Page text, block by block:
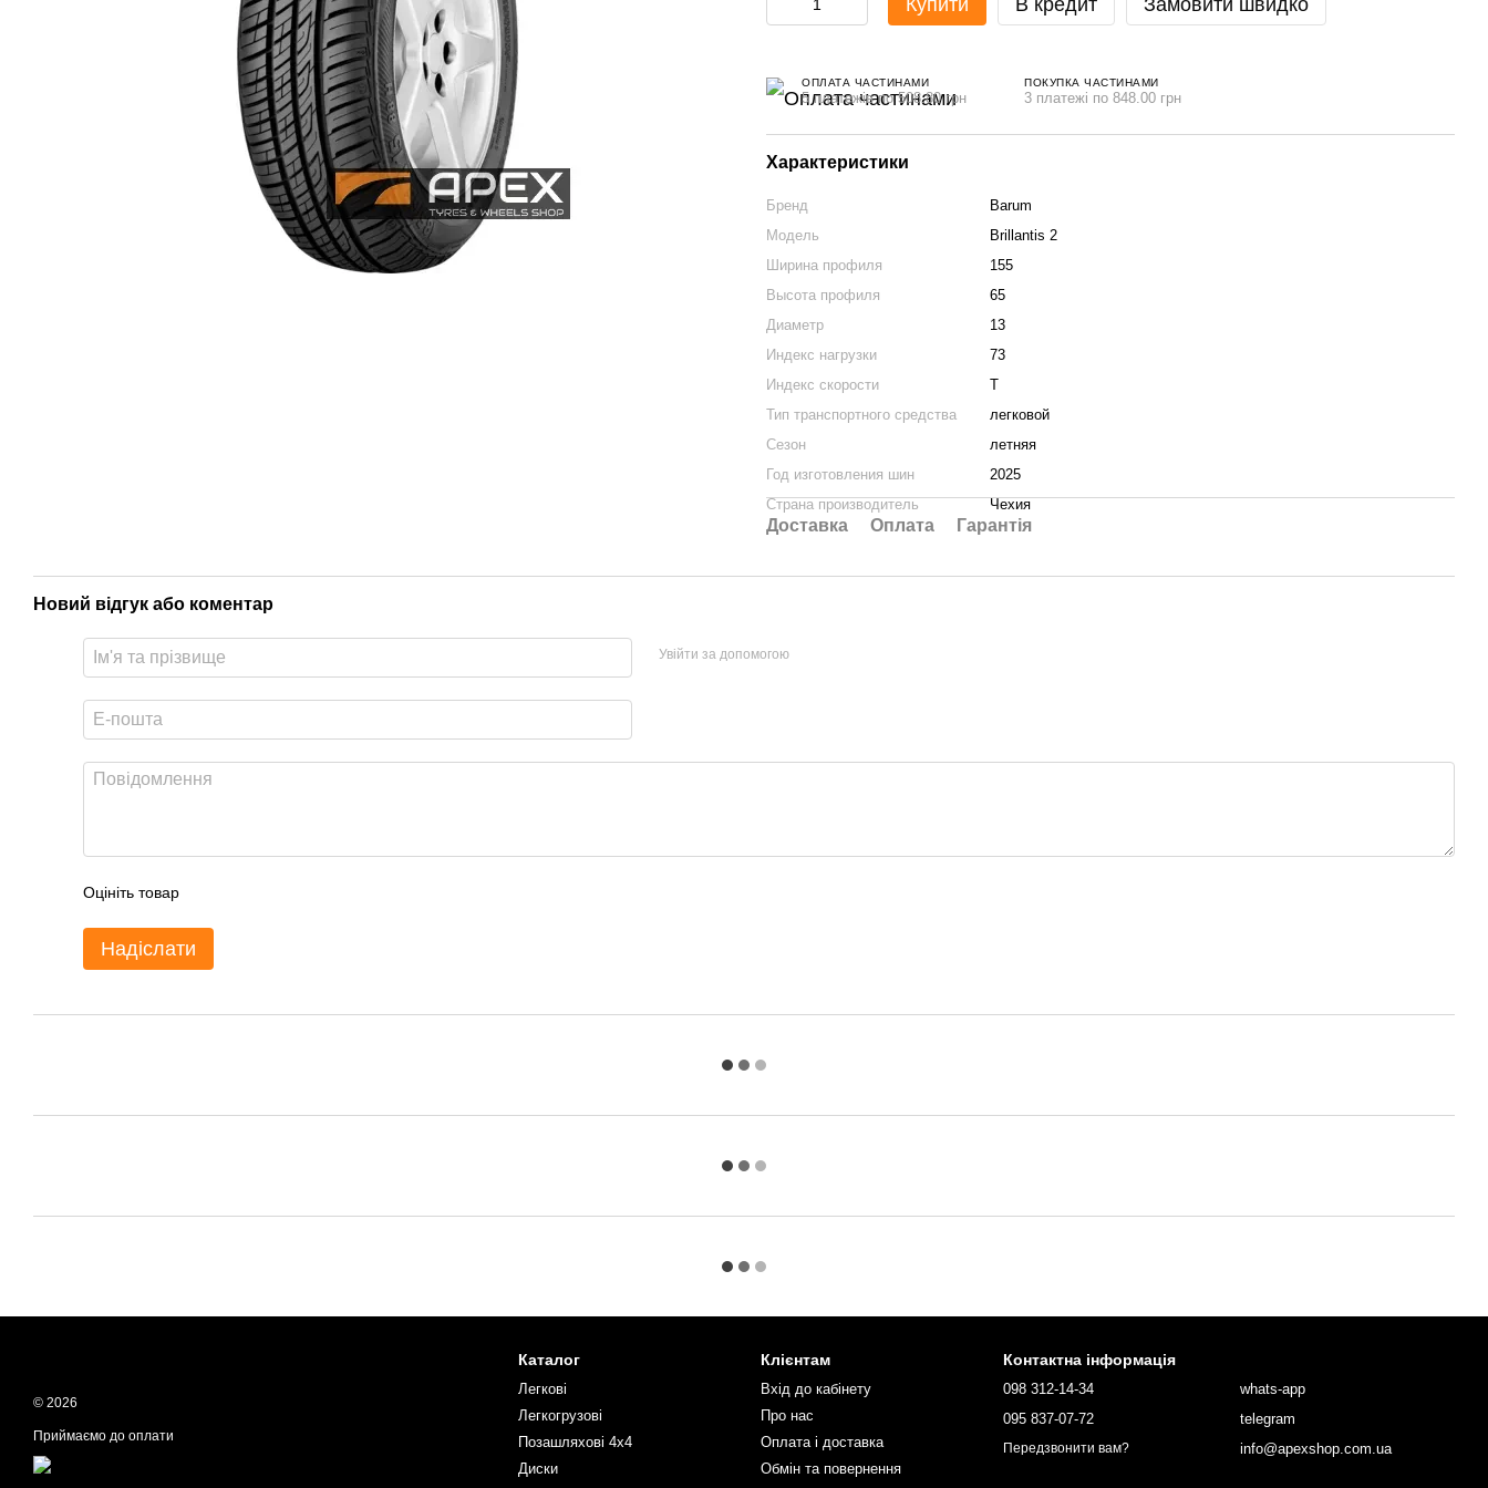
Купити В кредит Замовити швидко
ОПЛАТА ЧАСТИНАМИ
5 платежів по 508.80 грн
ПОКУПКА ЧАСТИНАМИ
3 платежі по 848.00 грн
Характеристики
Бренд
Barum
Модель
Brillantis 2
Ширина профиля
155
Высота профиля
65
Диаметр
13
Индекс нагрузки
73
Индекс скорости
T
Тип транспортного средства
легковой
Сезон
летняя
Год изготовления шин
2025
Страна производитель
Чехия
Доставка Оплата Гарантія
Новий відгук або коментар
Увійти за допомогою
Оцініть товар
Надіслати
© 2026
Приймаємо до оплати
Каталог
Легкові
Легкогрузові
Позашляхові 4х4
Диски
Клієнтам
Вхід до кабінету
Про нас
Оплата і доставка
Обмін та повернення
Контактна інформація
098 312-14-34
095 837-07-72
Передзвонити вам?
whats-app
telegram
info@apexshop.com.ua